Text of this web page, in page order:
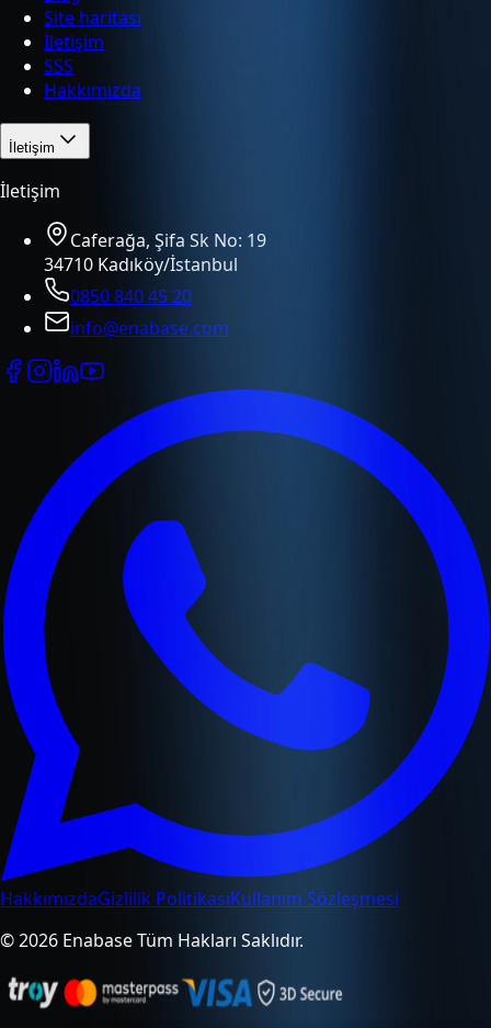
Site haritası
İletişim
SSS
Hakkımızda
İletişim
İletişim
Caferağa, Şifa Sk No: 19
34710 Kadıköy/İstanbul
0850 840 45 20
info@enabase.com
HakkımızdaGizlilik PolitikasıKullanım Sözleşmesi
© 2026 Enabase Tüm Hakları Saklıdır.